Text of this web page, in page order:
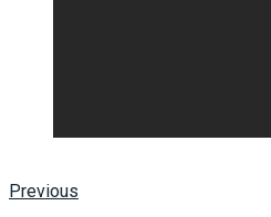
Previous